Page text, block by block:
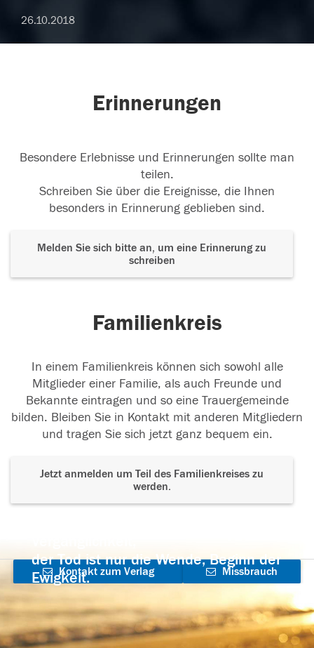
26.10.2018
Erinnerungen
Besondere Erlebnisse und Erinnerungen sollte man
teilen.
Schreiben Sie über die Ereignisse, die Ihnen
besonders in Erinnerung geblieben sind.
Melden Sie sich bitte an, um eine Erinnerung zu
schreiben
Familienkreis
In einem Familienkreis können sich sowohl alle
Mitglieder einer Familie, als auch Freunde und
Bekannte eintragen und so eine Trauergemeinde
bilden. Bleiben Sie in Kontakt mit anderen Mitgliedern
und tragen Sie sich jetzt ganz bequem ein.
Jetzt anmelden um Teil des Familienkreises zu
werden.
der Tod ist nur die Wende, Beginn der
Ewigkeit.
Kontakt zum Verlag
aufnehmen
Missbrauch